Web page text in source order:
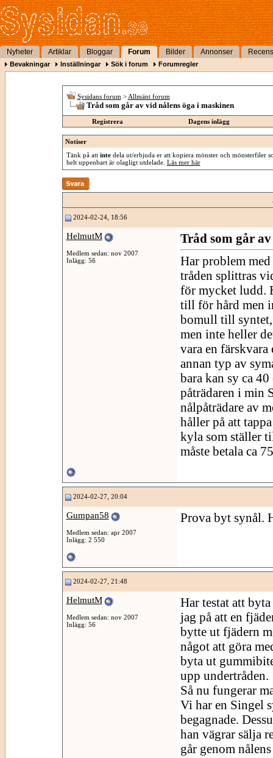
Nyheter Artiklar Bloggar Forum Bilder Annonser
Bevakningar Inställningar Sök i forum Forumregler
Sysidans forum > Allmänt forum
Tråd som går av vid nålens öga i maskinen
Registrera Dagens inlägg
Notiser
Tänk på att intedela ut/erbjuda er att kopiera mönster och mönsterfiler
helt uppenbart är olagligt utdelade. Läs mer här
2024-02-24, 18:56
HelmutM
Medlem sedan: nov 2007
Inlägg: 56
Tråd som går
Har problem
tråden splittras
för mycket ludd.
till för hård men
bomull till syntet,
men inte heller
vara en
annan typ av
bara kan sy ca
påträdaren i min
nålpåträdare av
håller på att
kyla som ställer
måste betala ca
2024-02-27, 20:04
Gumpan58
Medlem sedan: apr 2007
Inlägg: 2 550
Prova byt synål.
2024-02-27, 21:48
HelmutM
Medlem sedan: nov 2007
Inlägg: 56
Har testat att
jag på att en
bytte ut fjädern
något att göra
byta ut
upp undertråden.
Så nu fungerar
Vi har en Singel
begagnade.
han vägrar sälja
går genom